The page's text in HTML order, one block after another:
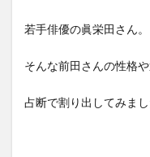
若手俳優の眞栄田さん。
そんな前田さんの性格
占断で割り出してみまし